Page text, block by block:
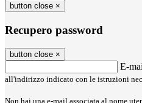
button close ×
Recupero password
button close ×
E-
all'indirizzo indicato con le istruzioni
Non hai una e-mail associata al nome